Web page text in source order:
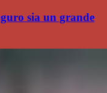
sia un grande